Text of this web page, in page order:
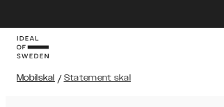
Mobilskal / Statement skal